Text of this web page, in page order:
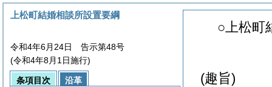
○上松町
(趣旨)
上松町結婚相談所設置要綱
令和4年6月24日 告示第48号
(令和4年8月1日施行)
条項目次
沿革